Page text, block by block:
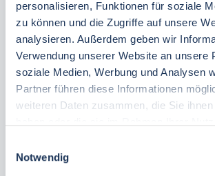
personalisieren, Funktionen für soziale
zu können und die Zugriffe auf unsere
analysieren. Außerdem geben wir
Verwendung unserer Website an unsere
soziale Medien, Werbung und Analysen
Partner führen diese Informationen
weiteren Daten zusammen, die Sie
Notwendig
24 Stunden kostenfrei
30 Tage vor Anreise kostenfrei
Flexible An- und Abreise 24/7
Persönliche Beratungen
Schneller, direkter Support vor